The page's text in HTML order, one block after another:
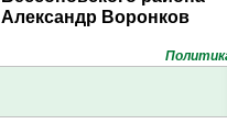
Александр Воронков